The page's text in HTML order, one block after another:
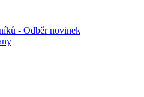
- Odběr novinek